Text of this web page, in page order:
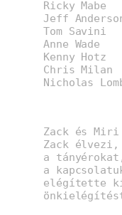
Ricky Mabe
Jeff
Tom Savini
Anne Wade
Kenny Hotz
Chris Milan
Nicholas
Zack és
Zack
a
a
elégítette ki